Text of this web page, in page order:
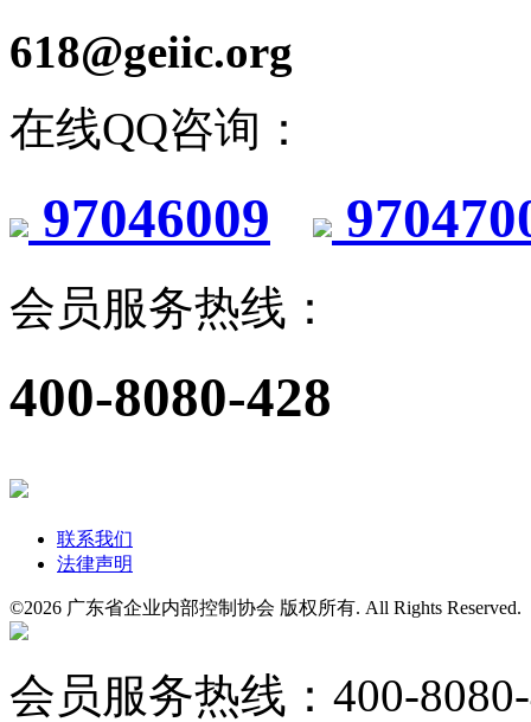
618@geiic.org
在线QQ咨询：
97046009
会员服务热线：
400-8080-428
联系我们
法律声明
©2026 广东省企业内部控制协会 版权所有. All Rights
会员服务热线：400-